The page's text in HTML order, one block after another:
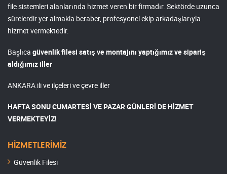
file sistemleri alanlarında hizmet veren bir firmadır. Sektörde uzunca
sürelerdir yer almakla beraber, profesyonel ekip arkadaşlarıyla
hizmet vermektedir.
Başlıca güvenlik filesi satış ve montajını yaptığımız ve sipariş
aldığımız iller
ANKARA ili ve ilçeleri ve çevre iller
HAFTA SONU CUMARTESİ VE PAZAR GÜNLERİ DE HİZMET
VERMEKTEYİZ!
HİZMETLERİMİZ
Güvenlik Filesi